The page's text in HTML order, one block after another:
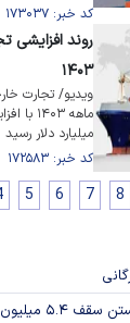
کد خبر: ۱۷۳۰۳۷ تاریخ انتشار : ۱۴۰۴/۰۱/۱۷
روند افزایشی
۱۴۰۳
میلیارد دلار رسید
کد خبر: ۱۷۲۵۸۳ تاریخ انتشار : ۱۴۰۳/۱۲/۲۳
5 6 7 8
واحد